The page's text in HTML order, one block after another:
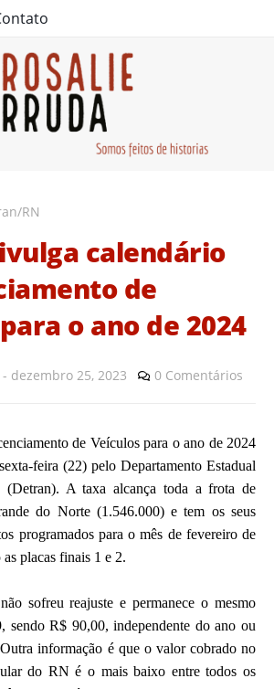
RN
calendário
de
o ano de 2024
- dezembro 25, 2023 0 Comentários
de Veículos para o ano de 2024
feira (22) pelo Departamento Estadual
A taxa alcança toda a frota de
do Norte (1.546.000) e tem os seus
programados para o mês de fevereiro de
placas finais 1 e 2.
sofreu reajuste e permanece o mesmo
sendo R$ 90,00, independente do ano ou
informação é que o valor cobrado no
do RN é o mais baixo entre todos os